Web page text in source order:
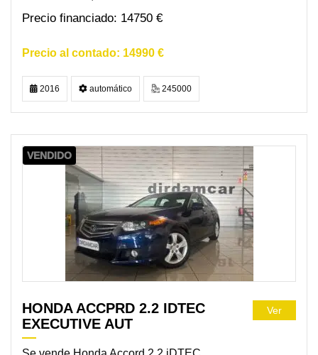
14750 €
14990 €
2016 automático 245000
VENDIDO
HONDA ACCPRD 2.2 IDTEC
EXECUTIVE AUT
Ver